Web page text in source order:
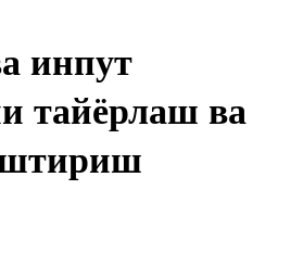
инпут
тайёрлаш ва